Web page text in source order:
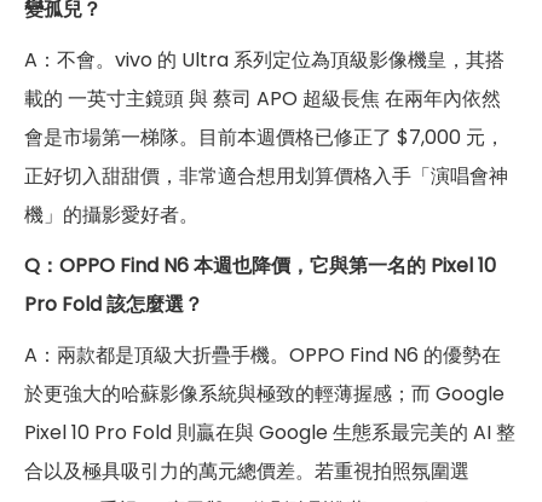
變孤兒？
A：不會。vivo 的 Ultra 系列定位為頂級影像機皇，其搭
載的 一英寸主鏡頭 與 蔡司 APO 超級長焦 在兩年內依然
會是市場第一梯隊。目前本週價格已修正了 $7,000 元，
正好切入甜甜價，非常適合想用划算價格入手「演唱會神
機」的攝影愛好者。
Q：OPPO Find N6 本週也降價，它與第一名的 Pixel 10
Pro Fold 該怎麼選？
A：兩款都是頂級大折疊手機。OPPO Find N6 的優勢在
於更強大的哈蘇影像系統與極致的輕薄握感；而 Google
Pixel 10 Pro Fold 則贏在與 Google 生態系最完美的 AI 整
合以及極具吸引力的萬元總價差。若重視拍照氛圍選